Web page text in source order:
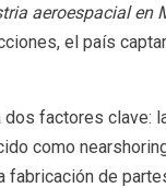
aeroespacial en
el país
factores clave:
como
de